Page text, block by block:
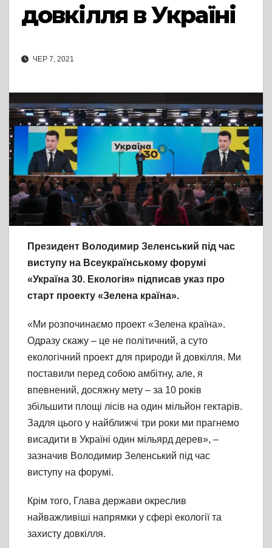
довкілля в Україні
ЧЕР 7, 2021
Президент Володимир Зеленський під час
виступу на Всеукраїнському форумі
«Україна 30. Екологія» підписав указ про
старт проекту «Зелена країна».
«Ми розпочинаємо проект «Зелена країна».
Одразу скажу – це не політичний, а суто
екологічний проект для природи й довкілля. Ми
поставили перед собою амбітну, але, я
впевнений, досяжну мету – за 10 років
збільшити площі лісів на один мільйон гектарів.
Задля цього у найближчі три роки ми прагнемо
висадити в Україні один мільярд дерев», –
зазначив Володимир Зеленський під час
виступу на форумі.
Крім того, Глава держави окреслив
найважливіші напрямки у сфері екології та
захисту довкілля.